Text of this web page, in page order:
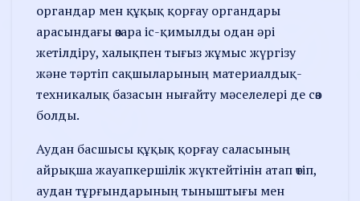
органдар мен құқық қорғау органдары
арасындағы өзара іс-қимылды одан әрі
жетілдіру, халықпен тығыз жұмыс жүргізу
және тәртіп сақшыларының материалдық-
техникалық базасын нығайту мәселелері де сөз
болды.
Аудан басшысы құқық қорғау саласының
айрықша жауапкершілік жүктейтінін атап өтіп,
аудан тұрғындарының тыныштығы мен